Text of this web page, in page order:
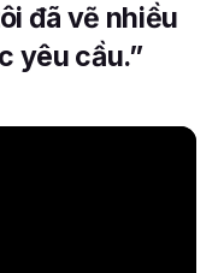
đã vẽ nhiều
yêu cầu.”